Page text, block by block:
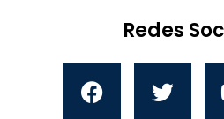
Redes